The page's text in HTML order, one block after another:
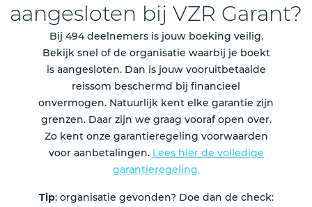
aangesloten bij VZR Garant?
Bij 494 deelnemers is jouw boeking veilig.
Bekijk snel of de organisatie waarbij je boekt
is aangesloten. Dan is jouw vooruitbetaalde
reissom beschermd bij financieel
onvermogen. Natuurlijk kent elke garantie zijn
grenzen. Daar zijn we graag vooraf open over.
Zo kent onze garantieregeling voorwaarden
voor aanbetalingen. Lees hier de volledige
garantieregeling.
Tip: organisatie gevonden? Doe dan de check: